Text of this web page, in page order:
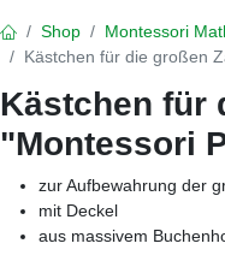
Shop
Montessori
Kästchen für die großen
Kästchen für
"Montessori
zur Aufbewahrung der
mit Deckel
aus massivem